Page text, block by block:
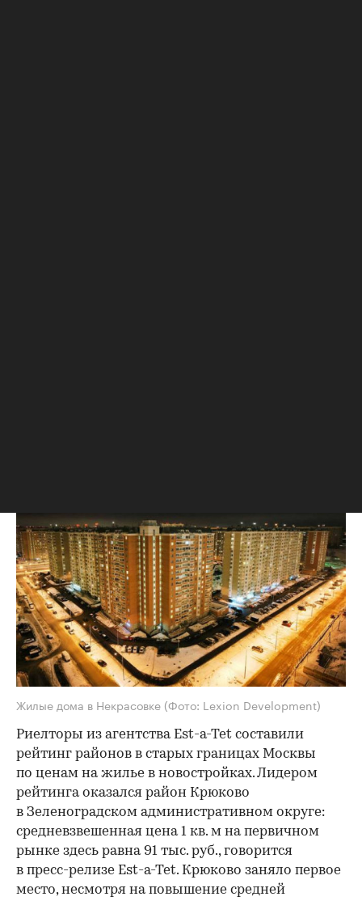
Жилые дома в Некрасовке (Фото: Lexion Development)
Риелторы из агентства Est-a-Tet составили
рейтинг районов в старых границах Москвы
по ценам на жилье в новостройках. Лидером
рейтинга оказался район Крюково
в Зеленоградском административном округе:
средневзвешенная цена 1 кв. м на первичном
рынке здесь равна 91 тыс. руб., говорится
в пресс-релизе Est-a-Tet. Крюково заняло первое
место, несмотря на повышение средней